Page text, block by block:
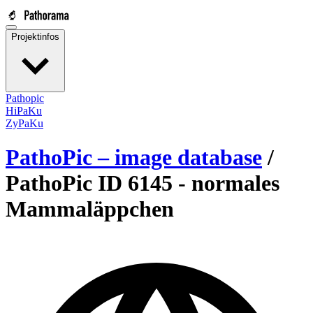
Projektinfos
Pathopic
HiPaKu
ZyPaKu
PathoPic – image database /
PathoPic ID 6145 - normales
Mammaläppchen